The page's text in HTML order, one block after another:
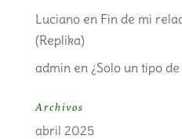
Lucianoen Fin de mi
(Replika)
admin en ¿Solo un tipo
Archivos
abril 2025